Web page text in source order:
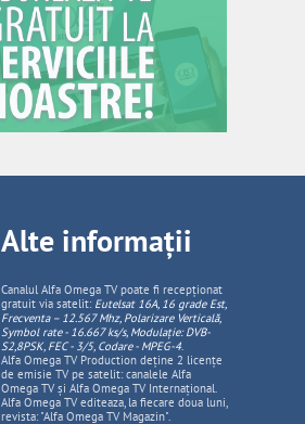
Alte informații
Canalul Alfa Omega TV poate fi recepționat
gratuit via satelit: Eutelsat 16A, 16 grade Est,
Frecventa – 12.567 Mhz, PolarizareVerticală,
Symbol rate - 16.667 ks/s, Modulație: DVB-
S2,8PSK, FEC - 3/5, Codare - MPEG-4.
Alfa Omega TV Production deține 2 licențe
de emisie TV pe satelit: canalele Alfa
Omega TV și Alfa Omega TV Internațional.
Alfa Omega TV editeaza, la fiecare doua luni,
revista: "Alfa Omega TV Magazin".